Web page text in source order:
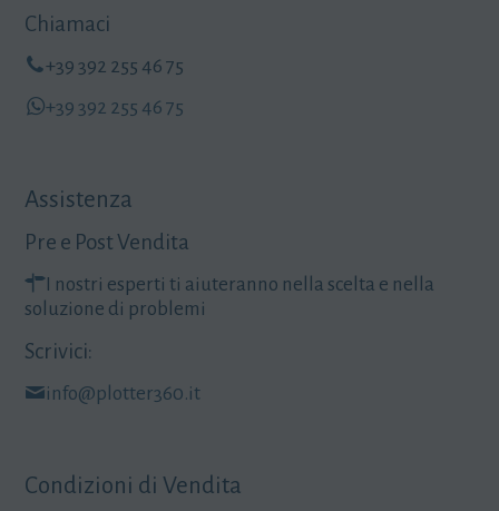
Chiamaci
+39 392 255 46 75
+39 392 255 46 75
Assistenza
Pre e Post Vendita
I nostri esperti ti aiuteranno nella scelta e nella
soluzione di problemi
Scrivici:
info@plotter360.it
Condizioni di Vendita